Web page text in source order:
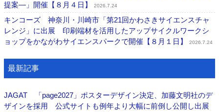
提案―」開催【８月４日】
2026.7.24
キンコーズ 神奈川・川崎市「第21回かわさきサイエンスチャ
レンジ」に出展 印刷端材を活用したアップサイクルワークシ
ョップをかながわサイエンスパークで開催【８月１日】
2026.7.24
最新記事
JAGAT 「page2027」ポスターデザイン決定、加藤文明社のデ
ザインを採用 公式サイトも例年より大幅に前倒し公開し出展